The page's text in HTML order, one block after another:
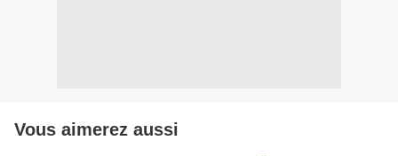
Vous aimerez aussi